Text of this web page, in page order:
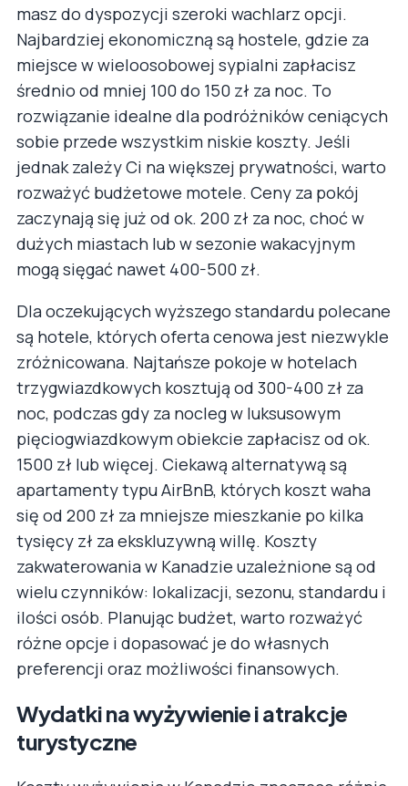
masz do dyspozycji szeroki wachlarz opcji.
Najbardziej ekonomiczną są hostele, gdzie za
miejsce w wieloosobowej sypialni zapłacisz
średnio od mniej 100 do 150 zł za noc. To
rozwiązanie idealne dla podróżników ceniących
sobie przede wszystkim niskie koszty. Jeśli
jednak zależy Ci na większej prywatności, warto
rozważyć budżetowe motele. Ceny za pokój
zaczynają się już od ok. 200 zł za noc, choć w
dużych miastach lub w sezonie wakacyjnym
mogą sięgać nawet 400-500 zł.
Dla oczekujących wyższego standardu polecane
są hotele, których oferta cenowa jest niezwykle
zróżnicowana. Najtańsze pokoje w hotelach
trzygwiazdkowych kosztują od 300-400 zł za
noc, podczas gdy za nocleg w luksusowym
pięciogwiazdkowym obiekcie zapłacisz od ok.
1500 zł lub więcej. Ciekawą alternatywą są
apartamenty typu AirBnB, których koszt waha
się od 200 zł za mniejsze mieszkanie po kilka
tysięcy zł za ekskluzywną willę. Koszty
zakwaterowania w Kanadzie uzależnione są od
wielu czynników: lokalizacji, sezonu, standardu i
ilości osób. Planując budżet, warto rozważyć
różne opcje i dopasować je do własnych
preferencji oraz możliwości finansowych.
Wydatki na wyżywienie i atrakcje
turystyczne